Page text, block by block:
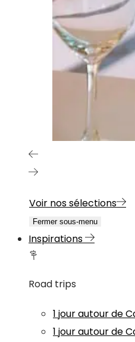
Voir nos sélections
Fermer sous-menu
Inspirations
Road trips
1 jour autour de
1 jour autour de